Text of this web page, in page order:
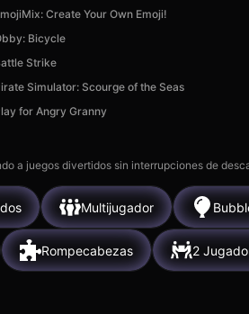
Create Your Own Emoji!
Bicycle
Strike
Simulator: Scourge of the Seas
for Angry Granny
a juegos divertidos sin interrupciones de
Multijugador
Rompecabezas 2